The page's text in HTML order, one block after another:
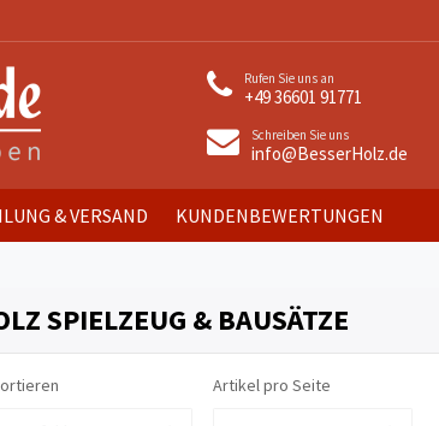
Rufen Sie uns an
+49 36601 91771
Schreiben Sie uns
info@BesserHolz.de
& VERSAND KUNDENBEWERTUNGEN
SPIELZEUG & BAUSÄTZE
Artikel pro Seite